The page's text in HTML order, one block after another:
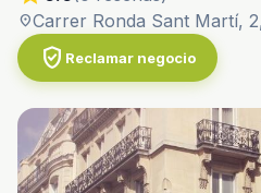
location_onCarrer Ronda Sant Martí,
verified_user Reclamar negocio